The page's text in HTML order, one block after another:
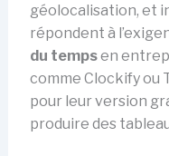
géolocalisation, et
répondent à
du tempsen
comme Clockify ou
pour leur version
produire des